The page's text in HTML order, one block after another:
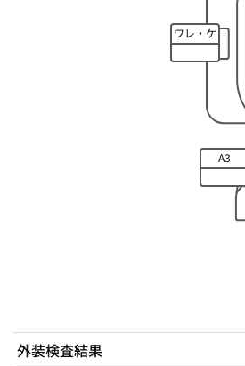
ワレ・ケ
ズレ
A3
外装検査結果